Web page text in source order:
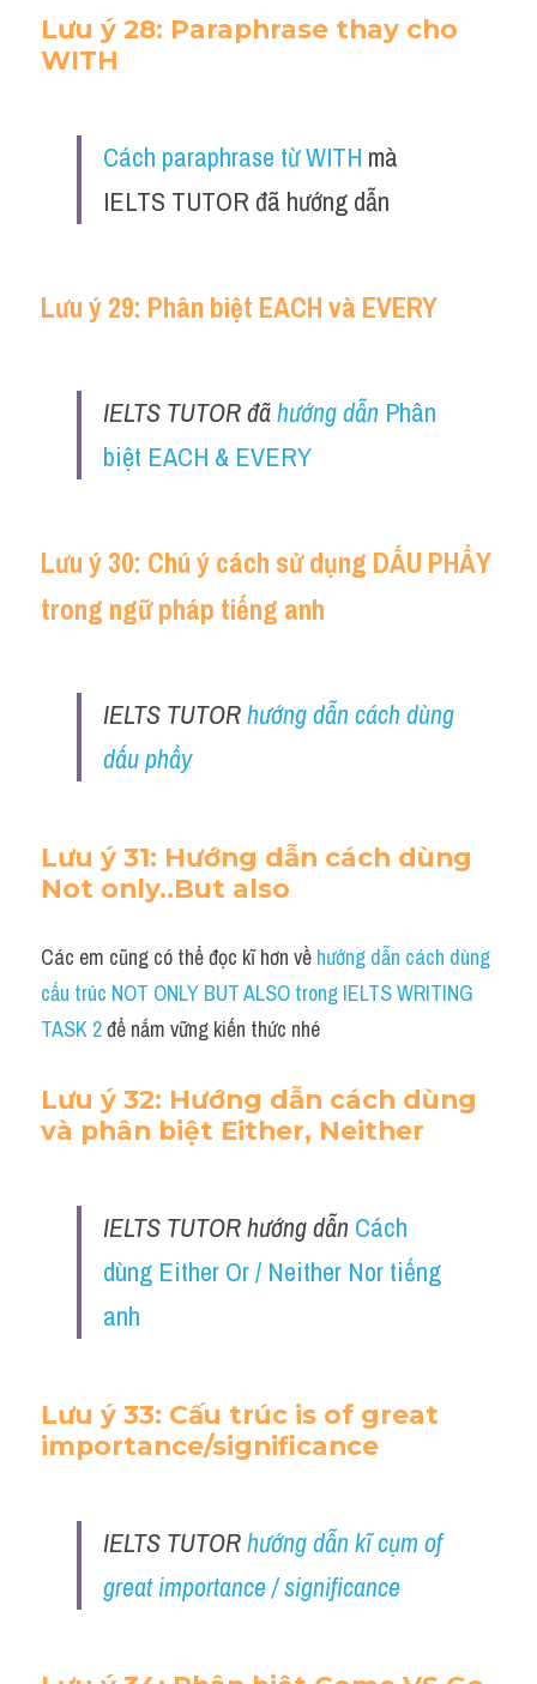
Lưu ý 28: Paraphrase thay cho
WITH
Cách paraphrase từ WITH mà
IELTS TUTOR đã hướng dẫn
Lưu ý 29: Phân biệt EACH và EVERY
IELTS TUTOR đã hướng dẫn Phân
biệt EACH & EVERY
Lưu ý 30: Chú ý cách sử dụng DẤU PHẨY
trong ngữ pháp tiếng anh
IELTS TUTOR hướng dẫn cách dùng
dấu phẩy
Lưu ý 31: Hướng dẫn cách dùng
Not only..But also
Các em cũng có thể đọc kĩ hơn về hướng dẫn cách dùng
cấu trúc NOT ONLY BUT ALSO trong IELTS WRITING
TASK 2 để nắm vững kiến thức nhé
Lưu ý 32: Hướng dẫn cách dùng
và phân biệt Either, Neither
IELTS TUTOR hướng dẫn Cách
dùng Either Or / Neither Nor tiếng
anh
Lưu ý 33: Cấu trúc is of great
importance/significance
IELTS TUTOR hướng dẫn kĩ cụm of
great importance / significance